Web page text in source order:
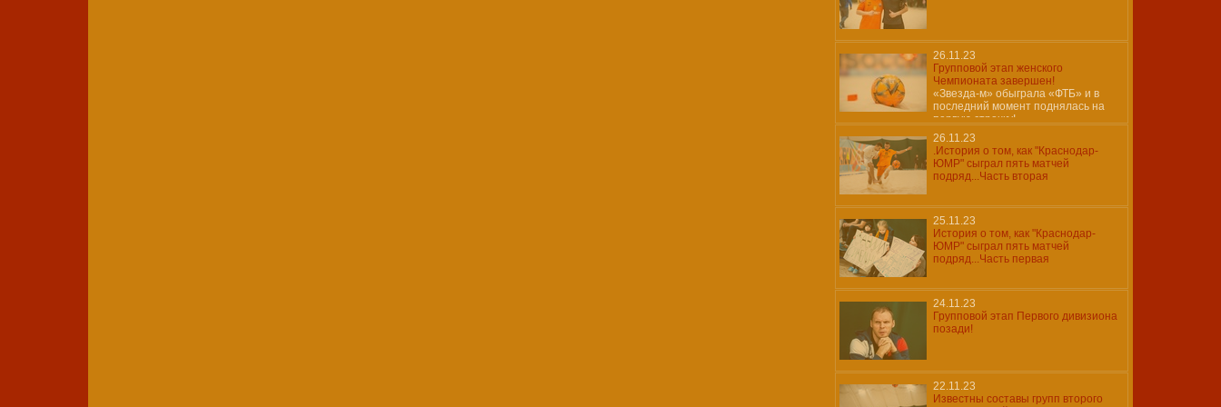
26.11.23
Групповой этап женского
Чемпионата завершен!
«Звезда-м» обыграла «ФТБ» и в
последний момент поднялась на
первую строчку!
26.11.23
.История о том, как "Краснодар-
ЮМР" сыграл пять матчей
подряд...Часть вторая
25.11.23
История о том, как "Краснодар-
ЮМР" сыграл пять матчей
подряд...Часть первая
24.11.23
Групповой этап Первого дивизиона
позади!
22.11.23
Известны составы групп второго